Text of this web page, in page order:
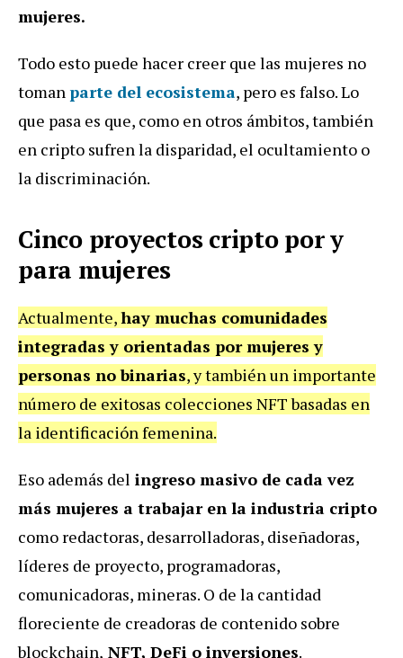
mujeres.
Todo esto puede hacer creer que las mujeres no
tomanparte del ecosistema, pero es falso. Lo
que pasa es que, como en otros ámbitos, también
en cripto sufren la disparidad, el ocultamiento o
la discriminación.
Cinco proyectos cripto por y
para mujeres
Actualmente,hay muchas comunidades
integradas y orientadas por mujeres y
personas no binarias, y también un importante
número de exitosas colecciones NFT basadas en
la identificación femenina.
Eso además del ingreso masivo de cada vez
más mujeres a trabajar en la industria cripto
como redactoras, desarrolladoras, diseñadoras,
líderes de proyecto, programadoras,
comunicadoras, mineras. O de la cantidad
floreciente de creadoras de contenido sobre
blockchain, NFT, DeFi o inversiones.